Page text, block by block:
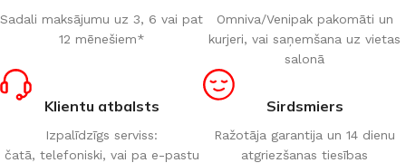
Sadali maksājumu uz 3, 6 vai pat
12 mēnešiem*
Omniva/Venipak pakomāti un
kurjeri, vai saņemšana uz vietas
salonā
Klientu atbalsts
Izpalīdzīgs serviss:
čatā, telefoniski, vai pa e-pastu
Sirdsmiers
Ražotāja garantija un 14 dienu
atgriezšanas tiesības